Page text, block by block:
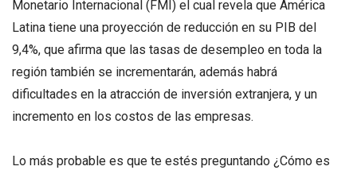
Monetario Internacional (FMI) el cual revela que América
Latina tiene una proyección de reducción en su PIB del
9,4%, que afirma que las tasas de desempleo en toda la
región también se incrementarán, además habrá
dificultades en la atracción de inversión extranjera, y un
incremento en los costos de las empresas.
Lo más probable es que te estés preguntando ¿Cómo es